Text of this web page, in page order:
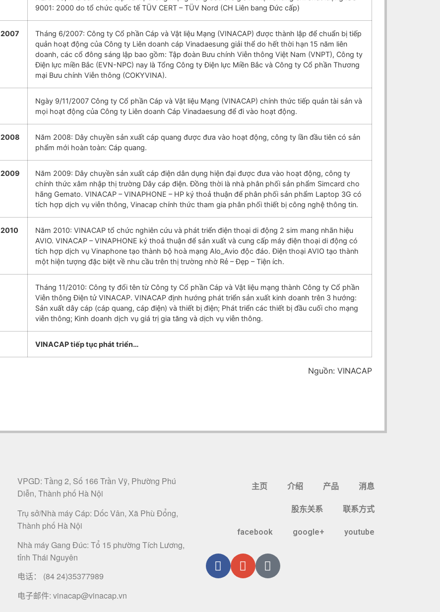
9001: 2000 do tổ chức quốc tế TÜV CERT – TÜV Nord (CH Liên bang Đức cấp)
2007
Tháng 6/2007: Công ty Cổ phần Cáp và Vật liệu Mạng (VINACAP) được thành lập để chuẩn bị tiếp
quản hoạt động của Công ty Liên doanh cáp Vinadaesung giải thể do hết thời hạn 15 năm liên
doanh, các cổ đông sáng lập bao gồm: Tập đoàn Bưu chính Viễn thông Việt Nam (VNPT), Công ty
Điện lực miền Bắc (EVN-NPC) nay là Tổng Công ty Điện lực Miền Bắc và Công ty Cổ phần Thương
mại Bưu chính Viễn thông (COKYVINA).
Ngày 9/11/2007 Công ty Cổ phần Cáp và Vật liệu Mạng (VINACAP) chính thức tiếp quản tài sản và
mọi hoạt động của Công ty Liên doanh Cáp Vinadaesung để đi vào hoạt động.
2008
Năm 2008: Dây chuyền sản xuất cáp quang được đưa vào hoạt động, công ty lần đầu tiên có sản
phẩm mới hoàn toàn: Cáp quang.
2009
Năm 2009: Dây chuyền sản xuất cáp điện dân dụng hiện đại được đưa vào hoạt động, công ty
chính thức xâm nhập thị trường Dây cáp điện. Đồng thời là nhà phân phối sản phẩm Simcard cho
hãng Gemato. VINACAP – VINAPHONE – HP ký thoả thuận để phân phối sản phẩm Laptop 3G có
tích hợp dịch vụ viễn thông, Vinacap chính thức tham gia phân phối thiết bị công nghệ thông tin.
2010
Năm 2010: VINACAP tổ chức nghiên cứu và phát triển điện thoại di động 2 sim mang nhãn hiệu
AVIO. VINACAP – VINAPHONE ký thoả thuận để sản xuất và cung cấp máy điện thoại di động có
tích hợp dịch vụ Vinaphone tạo thành bộ hoà mạng Alo_Avio độc đáo. Điện thoại AVIO tạo thành
một hiện tượng đặc biệt về nhu cầu trên thị trường nhờ Rẻ – Đẹp – Tiện ích.
Tháng 11/2010: Công ty đổi tên từ Công ty Cổ phần Cáp và Vật liệu mạng thành Công ty Cổ phần
Viễn thông Điện tử VINACAP. VINACAP định hướng phát triển sản xuất kinh doanh trên 3 hướng:
Sản xuất dây cáp (cáp quang, cáp điện) và thiết bị điện; Phát triển các thiết bị đầu cuối cho mạng
viễn thông; Kinh doanh dịch vụ giá trị gia tăng và dịch vụ viễn thông.
VINACAP tiếp tục phát triển…
Nguồn: VINACAP
VPGD: Tầng 2, Số 166 Trần Vỹ, Phường Phú
Diễn, Thành phố Hà Nội
Trụ sở/Nhà máy Cáp: Dốc Vân, Xã Phù Đổng,
Thành phố Hà Nội
Nhà máy Gang Đúc: Tổ 15 phường Tích Lương,
tỉnh Thái Nguyên
电话： (84 24)35377989
电子邮件: vinacap@vinacap.vn
主页 介绍 产品 消息
股东关系 联系方式
facebook google+ youtube